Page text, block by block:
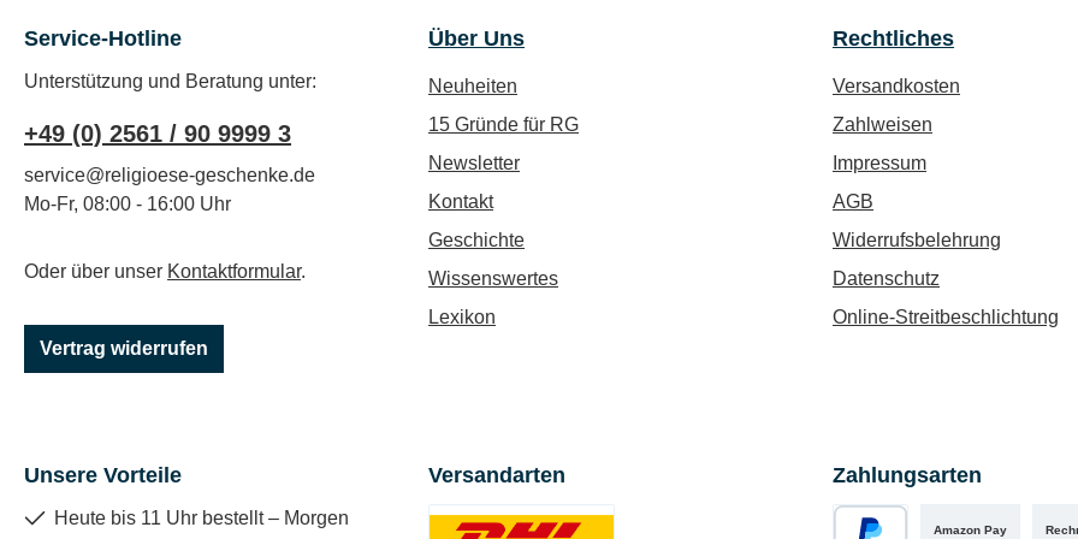
Service-Hotline
Unterstützung und Beratung unter:
+49 (0) 2561 / 90 9999 3
service@religioese-geschenke.de
Mo-Fr, 08:00 - 16:00 Uhr
Oder über unser Kontaktformular.
Vertrag widerrufen
Über Uns
Neuheiten
15 Gründe für RG
Newsletter
Kontakt
Geschichte
Wissenswertes
Lexikon
Rechtliches
Versandkosten
Zahlweisen
Impressum
AGB
Widerrufsbelehrung
Datenschutz
Online-Streitbeschlichtung
Unsere Vorteile
Heute bis 11 Uhr bestellt – Morgen
Versandarten Zahlungsarten
Amazon Pay